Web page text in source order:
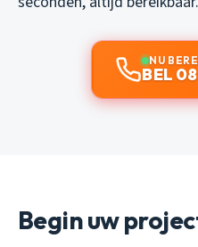
NU
BEL
Begin uw